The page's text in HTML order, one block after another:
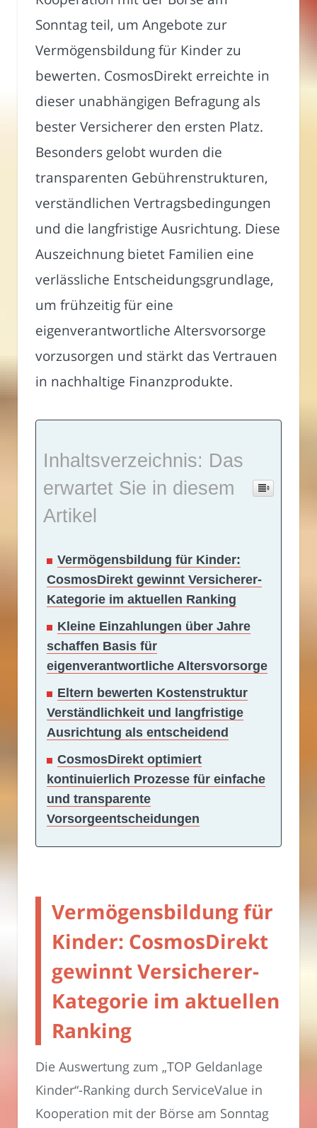
Sonntag teil, um Angebote zur
Vermögensbildung für Kinder zu
bewerten. CosmosDirekt erreichte in
dieser unabhängigen Befragung als
bester Versicherer den ersten Platz.
Besonders gelobt wurden die
transparenten Gebührenstrukturen,
verständlichen Vertragsbedingungen
und die langfristige Ausrichtung. Diese
Auszeichnung bietet Familien eine
verlässliche Entscheidungsgrundlage,
um frühzeitig für eine
eigenverantwortliche Altersvorsorge
vorzusorgen und stärkt das Vertrauen
in nachhaltige Finanzprodukte.
Inhaltsverzeichnis: Das
erwartet Sie in diesem
Artikel
Vermögensbildung für Kinder:
CosmosDirekt gewinnt Versicherer-
Kategorie im aktuellen Ranking
Kleine Einzahlungen über Jahre
schaffen Basis für
eigenverantwortliche Altersvorsorge
Eltern bewerten Kostenstruktur
Verständlichkeit und langfristige
Ausrichtung als entscheidend
CosmosDirekt optimiert
kontinuierlich Prozesse für einfache
und transparente
Vorsorgeentscheidungen
Vermögensbildung für
Kinder: CosmosDirekt
gewinnt Versicherer-
Kategorie im aktuellen
Ranking
Die Auswertung zum „TOP Geldanlage
Kinder“-Ranking durch ServiceValue in
Kooperation mit der Börse am Sonntag